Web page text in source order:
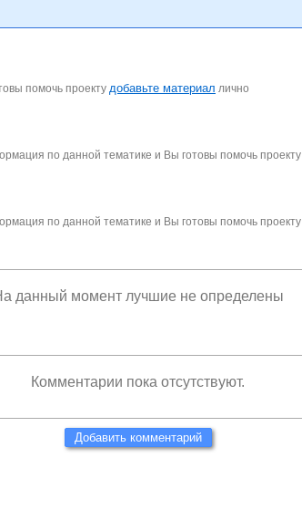
помочь проекту добавьте материал лично
по данной тематике и Вы готовы помочь проекту
по данной тематике и Вы готовы помочь проекту
данный момент лучшие не определены
Комментарии пока отсутствуют.
Добавить комментарий